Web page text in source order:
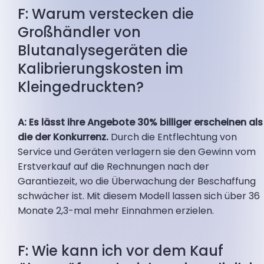
F: Warum verstecken die
Großhändler von
Blutanalysegeräten die
Kalibrierungskosten im
Kleingedruckten?
A: Es lässt ihre Angebote 30% billiger erscheinen als
die der Konkurrenz. Durch die Entflechtung von
Service und Geräten verlagern sie den Gewinn vom
Erstverkauf auf die Rechnungen nach der
Garantiezeit, wo die Überwachung der Beschaffung
schwächer ist. Mit diesem Modell lassen sich über 36
Monate 2,3-mal mehr Einnahmen erzielen.
F: Wie kann ich vor dem Kauf